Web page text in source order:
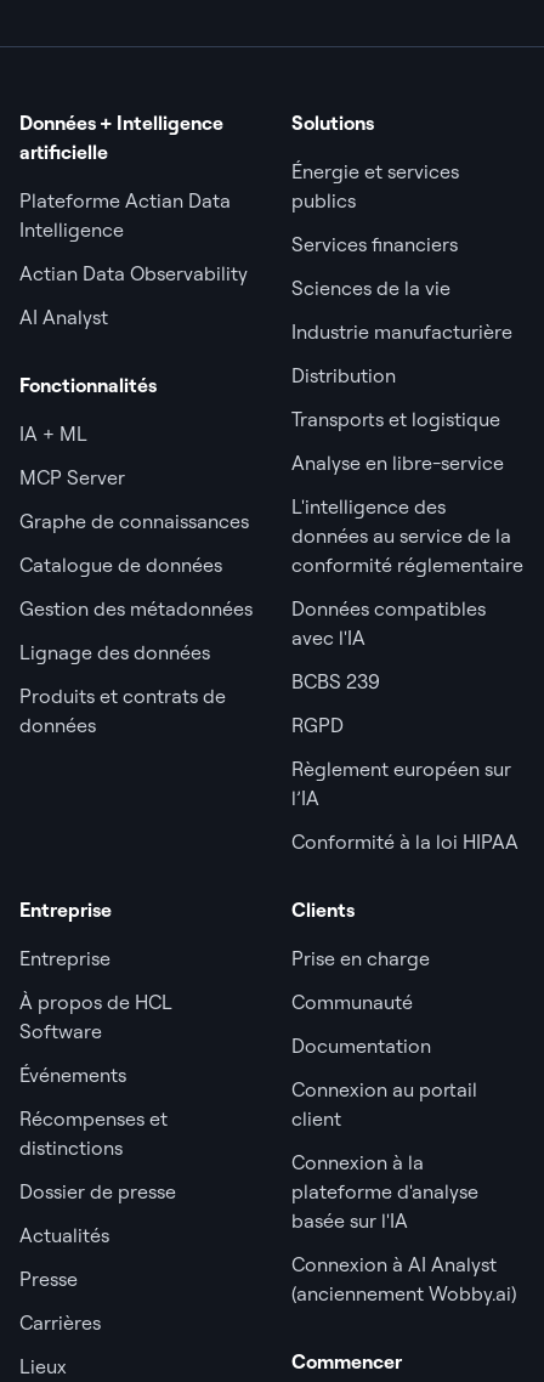
Données + Intelligence
artificielle
Plateforme Actian Data
Intelligence
Actian Data Observability
AI Analyst
Fonctionnalités
IA + ML
MCP Server
Graphe de connaissances
Catalogue de données
Gestion des métadonnées
Lignage des données
Produits et contrats de
données
Solutions
Énergie et services
publics
Services financiers
Sciences de la vie
Industrie manufacturière
Distribution
Transports et logistique
Analyse en libre-service
L'intelligence des
données au service de la
conformité réglementaire
Données compatibles
avec l'IA
BCBS 239
RGPD
Règlement européen sur
l’IA
Conformité à la loi HIPAA
Entreprise
Entreprise
À propos de HCL
Software
Événements
Récompenses et
distinctions
Dossier de presse
Actualités
Presse
Carrières
Lieux
Clients
Prise en charge
Communauté
Documentation
Connexion au portail
client
Connexion à la
plateforme d'analyse
basée sur l'IA
Connexion à AI Analyst
(anciennement Wobby.ai)
Commencer